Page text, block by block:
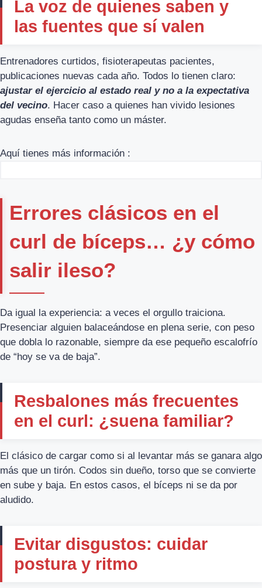
La voz de quienes saben y
las fuentes que sí valen
Entrenadores curtidos, fisioterapeutas pacientes,
publicaciones nuevas cada año. Todos lo tienen claro:
ajustar el ejercicio al estado real y no a la expectativa
del vecino. Hacer caso a quienes han vivido lesiones
agudas enseña tanto como un máster.
Aquí tienes más información :
Errores clásicos en el
curl de bíceps… ¿y cómo
salir ileso?
Da igual la experiencia: a veces el orgullo traiciona.
Presenciar alguien balaceándose en plena serie, con peso
que dobla lo razonable, siempre da ese pequeño escalofrío
de “hoy se va de baja”.
Resbalones más frecuentes
en el curl: ¿suena familiar?
El clásico de cargar como si al levantar más se ganara algo
más que un tirón. Codos sin dueño, torso que se convierte
en sube y baja. En estos casos, el bíceps ni se da por
aludido.
Evitar disgustos: cuidar
postura y ritmo